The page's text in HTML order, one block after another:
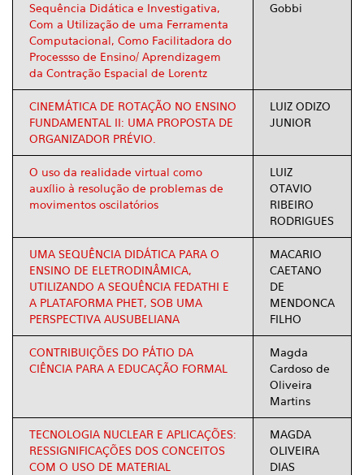
Sequência Didática e Investigativa,
Com a Utilização de uma Ferramenta
Computacional, Como Facilitadora do
Processso de Ensino/ Aprendizagem
da Contração Espacial de Lorentz
Gobbi
CINEMÁTICA DE ROTAÇÃO NO ENSINO
FUNDAMENTAL II: UMA PROPOSTA DE
ORGANIZADOR PRÉVIO.
LUIZ ODIZO
JUNIOR
O uso da realidade virtual como
auxílio à resolução de problemas de
movimentos oscilatórios
LUIZ
OTAVIO
RIBEIRO
RODRIGUES
UMA SEQUÊNCIA DIDÁTICA PARA O
ENSINO DE ELETRODINÂMICA,
UTILIZANDO A SEQUÊNCIA FEDATHI E
A PLATAFORMA PHET, SOB UMA
PERSPECTIVA AUSUBELIANA
MACARIO
CAETANO
DE
MENDONCA
FILHO
CONTRIBUIÇÕES DO PÁTIO DA
CIÊNCIA PARA A EDUCAÇÃO FORMAL
Magda
Cardoso de
Oliveira
Martins
TECNOLOGIA NUCLEAR E APLICAÇÕES:
RESSIGNIFICAÇÕES DOS CONCEITOS
COM O USO DE MATERIAL
MAGDA
OLIVEIRA
DIAS